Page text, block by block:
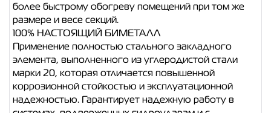
более быстрому обогреву помещений при том же
размере и весе секций.
100% НАСТОЯЩИЙ БИМЕТАЛЛ
Применение полностью стального закладного
элемента, выполненного из углеродистой стали
марки 20, которая отличается повышенной
коррозионной стойкостью и эксплуатационной
надежностью. Гарантирует надежную работу в